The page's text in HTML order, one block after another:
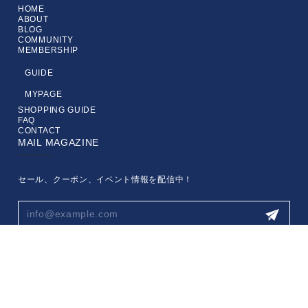
HOME
ABOUT
BLOG
COMMUNITY
MEMBERSHIP
GUIDE
MYPAGE
SHOPPING GUIDE
FAQ
CONTACT
MAIL MAGAZINE
セール、クーポン、イベント情報を配信中！